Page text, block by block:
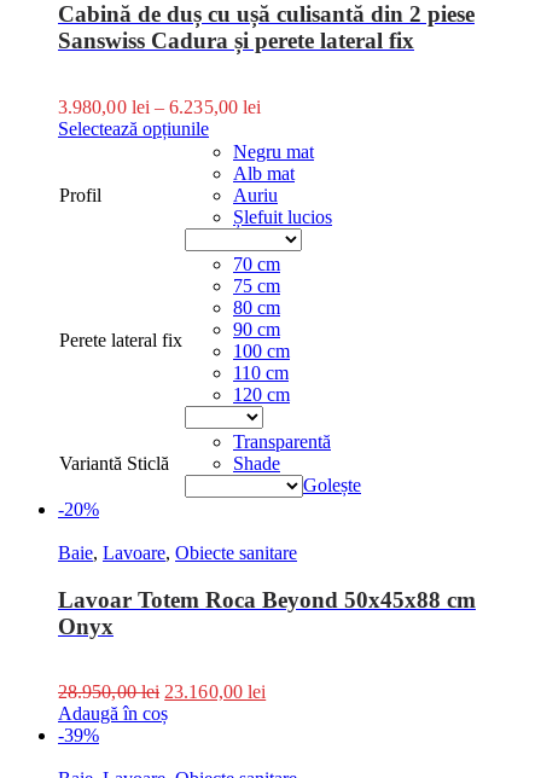
Cabină de duș cu ușă culisantă din 2 piese
Sanswiss Cadura și perete lateral fix
3.980,00 lei –6.235,00 lei
Selectează opțiunile
Profil
Negru mat
Alb mat
Auriu
Șlefuit lucios
Perete lateral fix
70 cm
75 cm
80 cm
90 cm
100 cm
110 cm
120 cm
Variantă Sticlă
Transparentă
Shade
Golește
-20%
Baie, Lavoare, Obiecte sanitare
Lavoar Totem Roca Beyond 50x45x88 cm
Onyx
28.950,00lei 23.160,00 lei
Adaugă în coș
-39%